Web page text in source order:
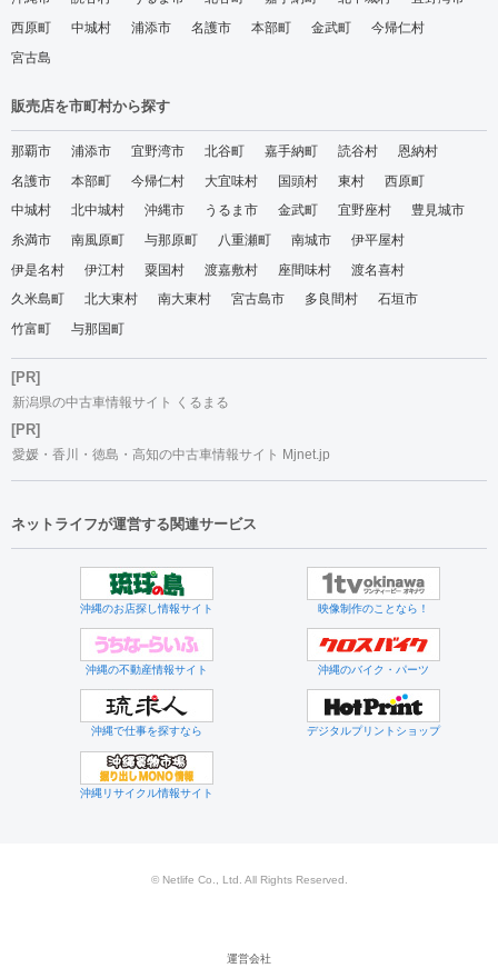
西原町
中城村 浦添市 名護市 本部町 金武町
今帰仁村
宮古島
販売店を市町村から探す
那覇市 浦添市 宜野湾市 北谷町 嘉手納町 読谷村
恩納村
名護市
本部町 今帰仁村 大宜味村 国頭村 東村
西原町
中城村
北中城村 沖縄市 うるま市 金武町 宜野座村
豊見城市
糸満市
南風原町 与那原町 八重瀬町 南城市
伊平屋村
伊是名村
伊江村 粟国村 渡嘉敷村 座間味村
渡名喜村
久米島町
北大東村 南大東村 宮古島市 多良間村
石垣市
竹富町
与那国町
[PR]
新潟県の中古車情報サイト くるまる
[PR]
愛媛・香川・徳島・高知の中古車情報サイト Mjnet.jp
ネットライフが運営する関連サービス
沖縄のお店探し情報サイト 映像制作のことなら！
沖縄の不動産情報サイト 沖縄のバイク・パーツ
沖縄で仕事を探すなら デジタルプリントショップ
沖縄リサイクル情報サイト
© Netlife Co., Ltd. All Rights Reserved.
運営会社